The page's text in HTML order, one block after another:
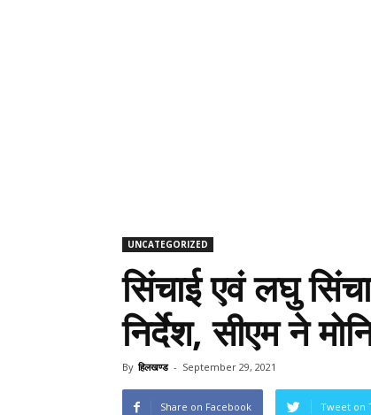
UNCATEGORIZED
सिंचाई एवं लघु
निर्देश, सीएम ने
By हिलखण्ड - September 29, 2021
Share on Facebook Tweet on